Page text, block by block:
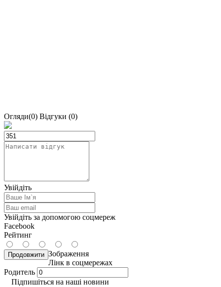
Огляди(0) Відгуки (0)
Увійдіть
Увійдіть за допомогою соцмереж
Facebook
Рейтинг
Продовжити Зображення
Лінк в соцмережах
Родитель
Підпишіться на наші новини